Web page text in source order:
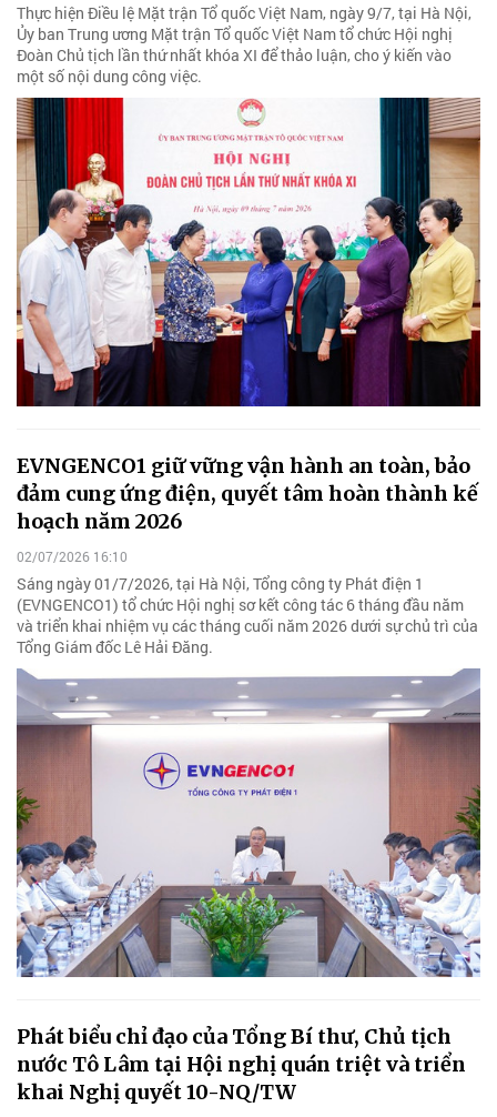
Thực hiện Điều lệ Mặt trận Tổ quốc Việt Nam, ngày 9/7, tại Hà Nội,
Ủy ban Trung ương Mặt trận Tổ quốc Việt Nam tổ chức Hội nghị
Đoàn Chủ tịch lần thứ nhất khóa XI để thảo luận, cho ý kiến vào
một số nội dung công việc.
EVNGENCO1 giữ vững vận hành an toàn, bảo
đảm cung ứng điện, quyết tâm hoàn thành kế
hoạch năm 2026
02/07/2026 16:10
Sáng ngày 01/7/2026, tại Hà Nội, Tổng công ty Phát điện 1
(EVNGENCO1) tổ chức Hội nghị sơ kết công tác 6 tháng đầu năm
và triển khai nhiệm vụ các tháng cuối năm 2026 dưới sự chủ trì của
Tổng Giám đốc Lê Hải Đăng.
Phát biểu chỉ đạo của Tổng Bí thư, Chủ tịch
nước Tô Lâm tại Hội nghị quán triệt và triển
khai Nghị quyết 10-NQ/TW